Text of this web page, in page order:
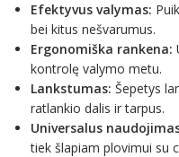
Efektyvus valymas:
bei kitus nešvarumus.
Ergonomiška rankena:
kontrolę valymo metu.
Lankstumas: Šepetys
ratlankio dalis ir tarpus.
Universalus
tiek šlapiam plovimui su